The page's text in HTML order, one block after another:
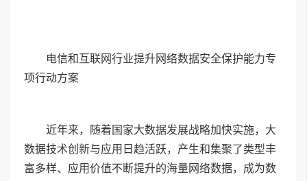
电信和互联网行业提升网络数据安全保护能力专
项行动方案
近年来，随着国家大数据发展战略加快实施，大
数据技术创新与应用日趋活跃，产生和集聚了类型丰
富多样、应用价值不断提升的海量网络数据，成为数